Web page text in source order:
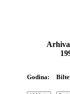
Godina: